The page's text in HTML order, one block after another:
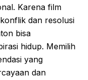
Karena film
dan resolusi
bisa
hidup. Memilih
yang
dan